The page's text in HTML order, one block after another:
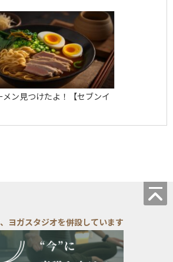
メン見つけたよ！【セブンイ
ヨガスタジオを併設しています